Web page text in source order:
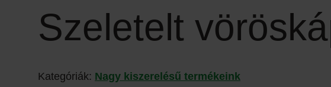
Szeletelt
Kategóriák: Nagy kiszerelésű termékeink